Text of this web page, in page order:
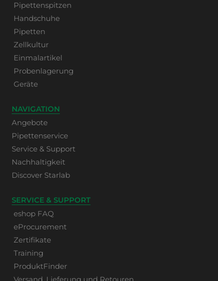
Pipettenspitzen
Handschuhe
Pipetten
Zellkultur
Einmalartikel
Probenlagerung
Geräte
NAVIGATION
Angebote
Pipettenservice
Service & Support
Nachhaltigkeit
Discover Starlab
SERVICE & SUPPORT
eshop FAQ
eProcurement
Zertifikate
Training
ProduktFinder